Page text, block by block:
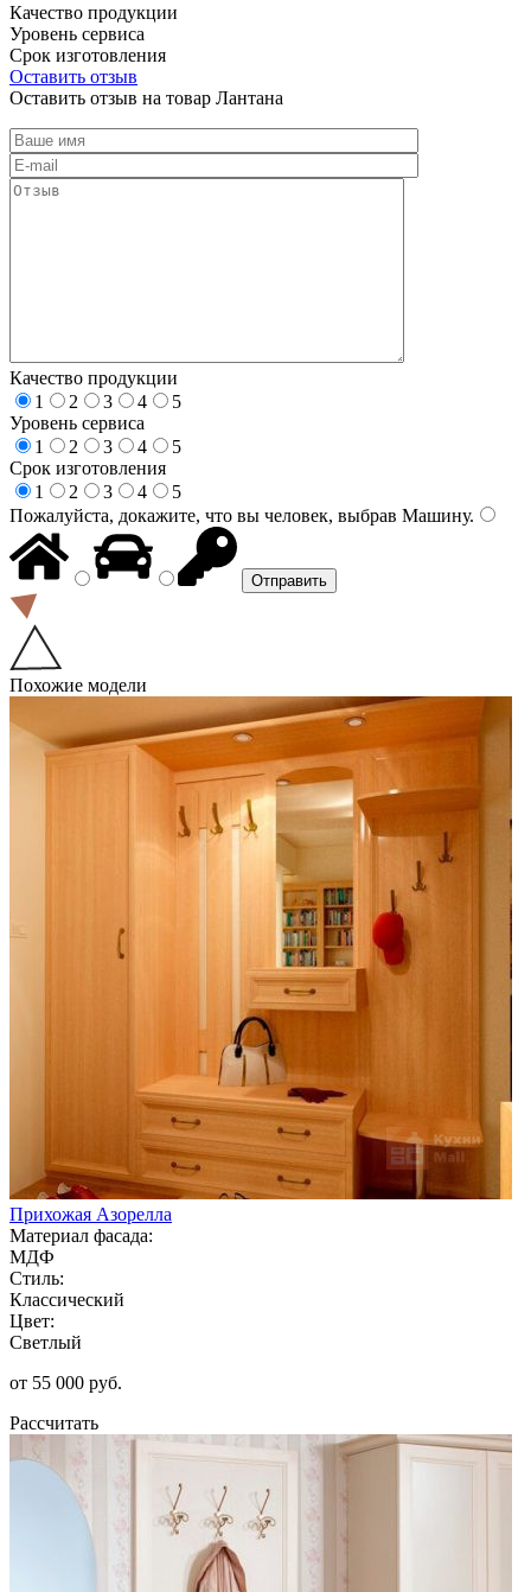
Качество продукции
Уровень сервиса
Срок изготовления
Оставить отзыв
Оставить отзыв на товар Лантана
Качество продукции
1
2 3 4
5
Уровень сервиса
1
2 3 4
5
Срок изготовления
1
2 3 4
5
Пожалуйста, докажите, что вы человек, выбрав Машину.
Похожие модели
Прихожая Азорелла
Материал фасада:
МДФ
Стиль:
Классический
Цвет:
Светлый
от 55 000 руб.
Рассчитать